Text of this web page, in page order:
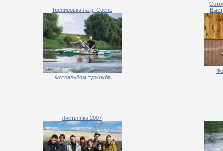
Тренировка на р. Сосна
Фотоальбом турклуба
Листвянка 2007